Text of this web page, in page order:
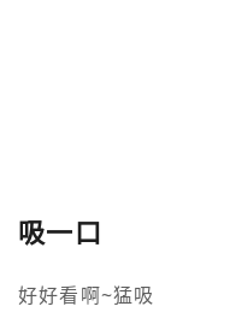
吸一口
好好看啊~猛吸